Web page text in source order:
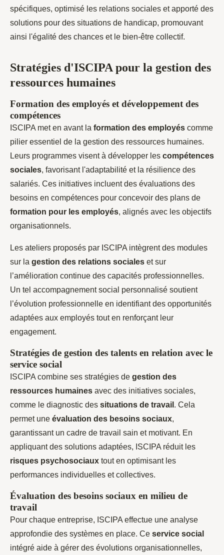
spécifiques, optimisé les relations sociales et apporté des
solutions pour des situations de handicap, promouvant
ainsi l'égalité des chances et le bien-être collectif.
Stratégies d'ISCIPA pour la gestion des
ressources humaines
Formation des employés et développement des
compétences
ISCIPA met en avant la formation des employés comme
pilier essentiel de la gestion des ressources humaines.
Leurs programmes visent à développer les compétences
sociales, favorisant l'adaptabilité et la résilience des
salariés. Ces initiatives incluent des évaluations des
besoins en compétences pour concevoir des plans de
formation pour les employés, alignés avec les objectifs
organisationnels.
Les ateliers proposés par ISCIPA intègrent des modules
sur la gestion des relations sociales et sur
l’amélioration continue des capacités professionnelles.
Un tel accompagnement social personnalisé soutient
l’évolution professionnelle en identifiant des opportunités
adaptées aux employés tout en renforçant leur
engagement.
Stratégies de gestion des talents en relation avec le
service social
ISCIPA combine ses stratégies de gestion des
ressources humaines avec des initiatives sociales,
comme le diagnostic des situations de travail . Cela
permet une évaluation des besoins sociaux,
garantissant un cadre de travail sain et motivant. En
appliquant des solutions adaptées, ISCIPA réduit les
risques psychosociaux tout en optimisant les
performances individuelles et collectives.
Évaluation des besoins sociaux en milieu de
travail
Pour chaque entreprise, ISCIPA effectue une analyse
approfondie des systèmes en place. Ce service social
intégré aide à gérer des évolutions organisationnelles,